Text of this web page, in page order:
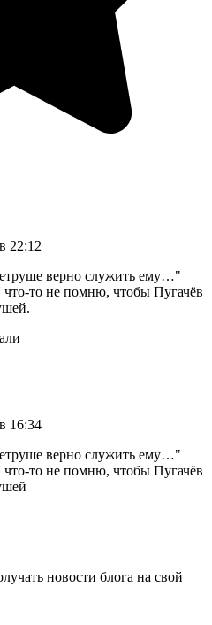
22:12
верно служить ему…"
что-то не помню, чтобы Пугачёв
16:34
верно служить ему…"
что-то не помню, чтобы Пугачёв
новости блога на свой